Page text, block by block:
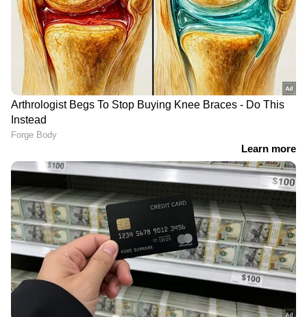
ധനനഷ്ടം, മാനഹാനി;
അമളി പറ്റിയത് വിരമിച്ച
സർക്കാർ ഉദ്യോ​ഗസ്ഥന്,
പ്രിൻസിയുടെ കെണിയിൽ
വീണ് നഷ്ടമായത് 20
ലക്ഷം
കണ്ണൂരിലും
ഹരിയാനയിലും കാറിനും
സ്കൂട്ടറിനും ഒരേ
രജിസ്ട്രേഷൻ നമ്പർ,
വെട്ടിലായി ഉടമ; ഒടുവിൽ
നവീകരിച്ചിട്ടും ഫലമില്ല,
ഒറ്റപ്പെയ്ത്തിൽ കുളമായി
എറണാകുളം
കെഎസ്ആ‍ർടിസി ബസ്
സ്റ്റാൻഡ്; ബുദ്ധിമുട്ടി
യാത്രക്കാർ
പിടിയിലായ മലയാളി
സൈബർ തട്ടിപ്പ് സംഘം 'ടീം
ലീഡർ'; ഡോക്ടറിൽ നിന്ന്
പണം തട്ടിയത് 'ഭാവി
വധു'വായി നടിച്ച്,
ഞെട്ടിക്കുന്ന വിവരങ്ങൾ